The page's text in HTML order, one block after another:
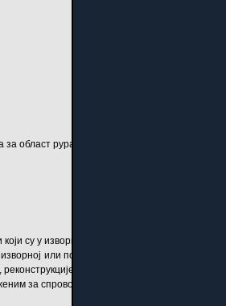
област руралног развоја.
су у изворној или повереној надлежности
или повереној надлежности Града и
унапређења својстава
за спровођење инвестиција у